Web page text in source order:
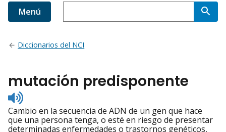
Menú
Diccionarios del NCI
mutación predisponente
Listen
to
pronunciation
Cambio en la secuencia de ADN de un gen que hace
que una persona tenga, o esté en riesgo de presentar
determinadas enfermedades o trastornos genéticos,